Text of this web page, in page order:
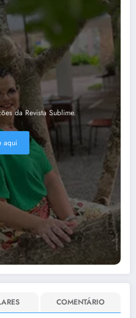
da Revista Sublime.
aqui
COMENTÁRIO